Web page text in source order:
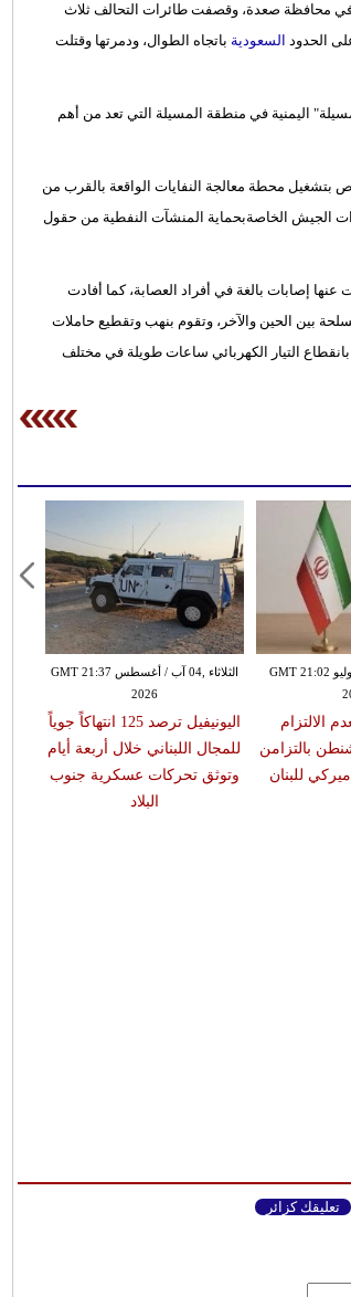
في محافظة صعدة، وقصفت طائرات التحالف ثلاث
الحدود السعودية باتجاه الطوال، ودمرتها وقتلت
اليمنية في منطقة المسيلة التي تعد من أهم
مُسلحة سرقت السبت مولدًا كهربائيًا بقدرة 80 كيلوواط، خاص بتشغيل محطة معالجة النفايات الواقعة بالقرب من
الجيش الخاصةبحماية المنشآت النفطية من حقول
إصابات بالغة في أفراد العصابة، كما أفادت
بين الحين والآخر، وتقوم بنهب وتقطيع حاملات
التيار الكهربائي ساعات طويلة في مختلف
الثلاثاء ,04 آب / أغسطس GMT 21:37
2026
اليونيفيل ترصد 125 انتهاكاً جوياً
للمجال اللبناني خلال أربعة أيام
وتوثق تحركات عسكرية جنوب
البلاد
الإثنين ,13 تموز / يوليو GMT 21:02
الالتزام
بالتزامن
للبنان
تعليقك كزائر